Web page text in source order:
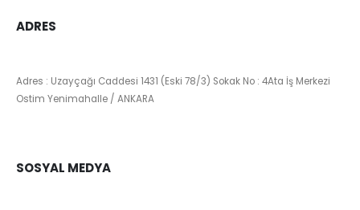
ADRES
Adres : Uzayçağı Caddesi 1431 (Eski 78/3) Sokak No : 4Ata İş Merkezi
Ostim Yenimahalle / ANKARA
SOSYAL MEDYA